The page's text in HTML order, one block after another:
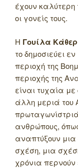
έχουν
οι γονείς τους.
Η Γουίλα Κάθερ
το δημοσιεύει
περιοχή της
περιοχής της
είναι τυχαία
άλλη μεριά του
ανθρώπους,
αναπτύξουν μια
σχέση, μια
χρόνια περνούν